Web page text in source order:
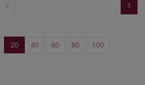
1
4
20 40 60 80 100